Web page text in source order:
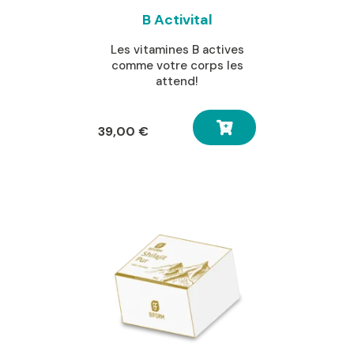
B Activital
Les vitamines B actives
comme votre corps les
attend!
39,00 €